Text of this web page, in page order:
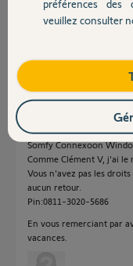
Contact
Bonne journée,
Nouveau propriétaire
Somfy Connexoon
Comme Clément V, j'ai le
Vous n'avez pas les
aucun retour.
Pin:0811-3020-5686
En vous remerciant par
vacances.
préférences des
veuillez consulter